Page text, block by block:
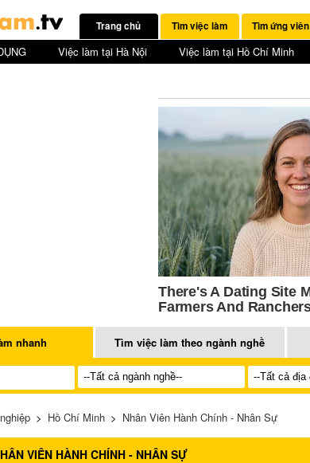
Trang chủ Tìm việc làm Tìm ứng viên
Việc làm tại Hà Nội Việc làm tại Hồ Chí Minh
nhanh Tìm việc làm theo ngành nghề
> Hồ Chí Minh > Nhân Viên Hành Chính - Nhân Sự
VIÊN HÀNH CHÍNH - NHÂN SỰ